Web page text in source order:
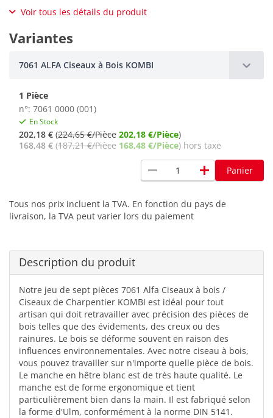
Voir tous les détails du produit
Variantes
7061 ALFA Ciseaux à Bois KOMBI
1 Pièce
n°: 7061 0000 (001)
En Stock
202,18 € (224,65 €/Pièce 202,18 €/Pièce)
168,48 € (187,21 €/Pièce 168,48 €/Pièce) hors taxe
remove add Panier
Tous nos prix incluent la TVA. En fonction du pays de
livraison, la TVA peut varier lors du paiement
Description du produit
Notre jeu de sept pièces 7061 Alfa Ciseaux à bois /
Ciseaux de Charpentier KOMBI est idéal pour tout
artisan qui doit retravailler avec précision des pièces de
bois telles que des évidements, des creux ou des
rainures. Le bois se déforme souvent en raison des
influences environnementales. Avec notre ciseau à bois,
vous pouvez travailler sur n'importe quelle pièce de bois.
Le manche en hêtre blanc est de très haute qualité. Le
manche est de forme ergonomique et tient
particulièrement bien dans la main. Il est fabriqué selon
la forme d'Ulm, conformément à la norme DIN 5141.